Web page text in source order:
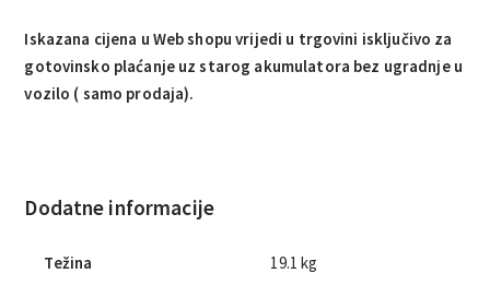
Iskazana cijena u Web shopu vrijedi u trgovini isključivo za
gotovinsko plaćanje uz starog akumulatora bez ugradnje u
vozilo ( samo prodaja).
Dodatne informacije
Težina 19.1 kg